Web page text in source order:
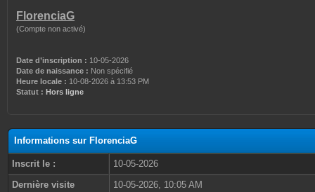
FlorenciaG
(Compte non activé)
Date d’inscription : 10-05-2026
Date de naissance : Non spécifié
Heure locale : 10-08-2026 à 13:53 PM
Statut : Hors ligne
Informations sur FlorenciaG
Inscrit le :
10-05-2026
Dernière visite
10-05-2026, 10:05 AM